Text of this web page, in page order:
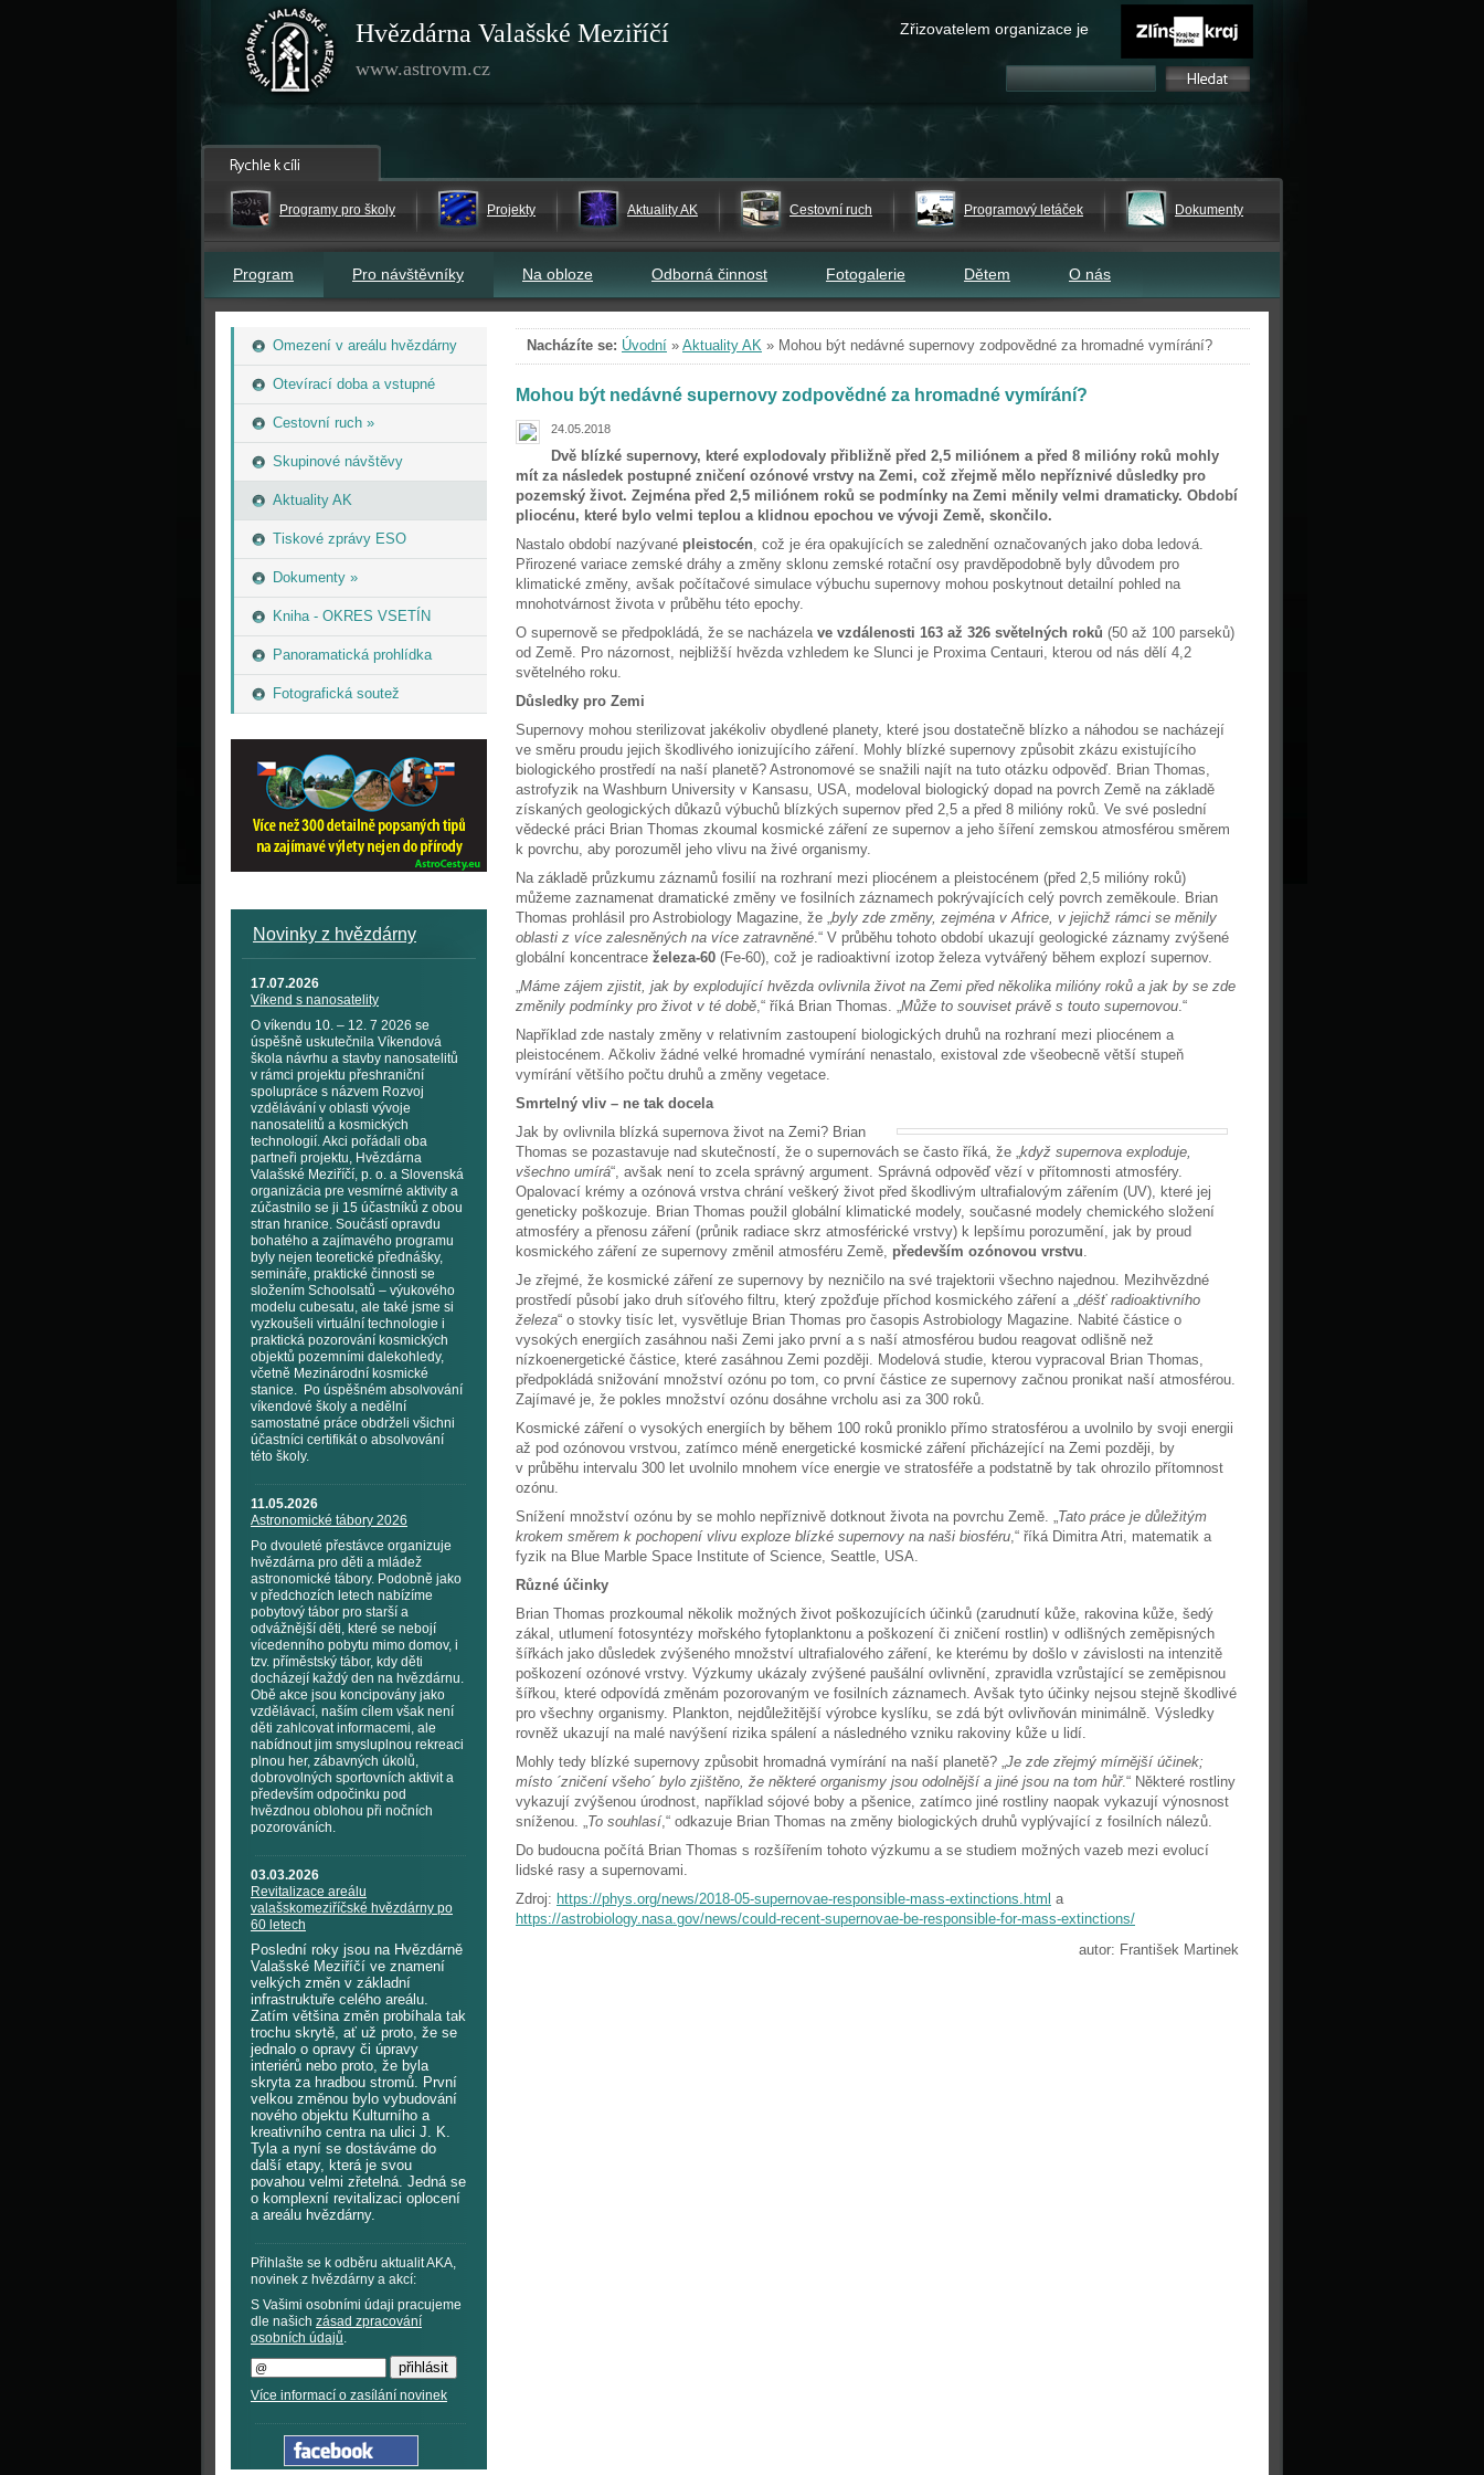
Hvězdárna Valašské Meziříčí
www.astrovm.cz
Zřizovatelem organizace je
Programy pro školy Projekty Aktuality AK Cestovní ruch Programový letáček Dokumenty
Program Pro návštěvníky Na obloze Odborná činnost Fotogalerie Dětem O nás
Omezení v areálu hvězdárny
Otevírací doba a vstupné
Cestovní ruch »
Skupinové návštěvy
Aktuality AK
Tiskové zprávy ESO
Dokumenty »
Kniha - OKRES VSETÍN
Panoramatická prohlídka
Fotografická soutež
Novinky z hvězdárny
17.07.2026
Víkend s nanosatelity
O víkendu 10. – 12. 7 2026 se
úspěšně uskutečnila Víkendová
škola návrhu a stavby nanosatelitů
v rámci projektu přeshraniční
spolupráce s názvem Rozvoj
vzdělávání v oblasti vývoje
nanosatelitů a kosmických
technologií. Akci pořádali oba
partneři projektu, Hvězdárna
Valašské Meziříčí, p. o. a Slovenská
organizácia pre vesmírné aktivity a
zúčastnilo se ji 15 účastníků z obou
stran hranice. Součástí opravdu
bohatého a zajímavého programu
byly nejen teoretické přednášky,
semináře, praktické činnosti se
složením Schoolsatů – výukového
modelu cubesatu, ale také jsme si
vyzkoušeli virtuální technologie i
praktická pozorování kosmických
objektů pozemními dalekohledy,
včetně Mezinárodní kosmické
stanice. Po úspěšném absolvování
víkendové školy a nedělní
samostatné práce obdrželi všichni
účastníci certifikát o absolvování
této školy.
11.05.2026
Astronomické tábory 2026
Po dvouleté přestávce organizuje
hvězdárna pro děti a mládež
astronomické tábory. Podobně jako
v předchozích letech nabízíme
pobytový tábor pro starší a
odvážnější děti, které se nebojí
vícedenního pobytu mimo domov, i
tzv. příměstský tábor, kdy děti
docházejí každý den na hvězdárnu.
Obě akce jsou koncipovány jako
vzdělávací, naším cílem však není
děti zahlcovat informacemi, ale
nabídnout jim smysluplnou rekreaci
plnou her, zábavných úkolů,
dobrovolných sportovních aktivit a
především odpočinku pod
hvězdnou oblohou při nočních
pozorováních.
03.03.2026
Revitalizace areálu
valašskomeziříčské hvězdárny po
60 letech
Poslední roky jsou na Hvězdárně
Valašské Meziříčí ve znamení
velkých změn v základní
infrastruktuře celého areálu.
Zatím většina změn probíhala tak
trochu skrytě, ať už proto, že se
jednalo o opravy či úpravy
interiérů nebo proto, že byla
skryta za hradbou stromů. První
velkou změnou bylo vybudování
nového objektu Kulturního a
kreativního centra na ulici J. K.
Tyla a nyní se dostáváme do
další etapy, která je svou
povahou velmi zřetelná. Jedná se
o komplexní revitalizaci oplocení
a areálu hvězdárny.
Přihlašte se k odběru aktualit AKA,
novinek z hvězdárny a akcí:
S Vašimi osobními údaji pracujeme
dle našich zásad zpracování
osobních údajů.
Více informací o zasílání novinek
Nacházíte se: Úvodní » Aktuality AK » Mohou být nedávné supernovy zodpovědné za hromadné vymírání?
Mohou být nedávné supernovy zodpovědné za hromadné vymírání?
24.05.2018
Dvě blízké supernovy, které explodovaly přibližně před 2,5 miliónem a před 8 milióny roků mohly
mít za následek postupné zničení ozónové vrstvy na Zemi, což zřejmě mělo nepříznivé důsledky pro
pozemský život. Zejména před 2,5 miliónem roků se podmínky na Zemi měnily velmi dramaticky. Období
pliocénu, které bylo velmi teplou a klidnou epochou ve vývoji Země, skončilo.
Nastalo období nazývané pleistocén, což je éra opakujících se zalednění označovaných jako doba ledová.
Přirozené variace zemské dráhy a změny sklonu zemské rotační osy pravděpodobně byly důvodem pro
klimatické změny, avšak počítačové simulace výbuchu supernovy mohou poskytnout detailní pohled na
mnohotvárnost života v průběhu této epochy.
O supernově se předpokládá, že se nacházela ve vzdálenosti 163 až 326 světelných roků (50 až 100 parseků)
od Země. Pro názornost, nejbližší hvězda vzhledem ke Slunci je Proxima Centauri, kterou od nás dělí 4,2
světelného roku.
Důsledky pro Zemi
Supernovy mohou sterilizovat jakékoliv obydlené planety, které jsou dostatečně blízko a náhodou se nacházejí
ve směru proudu jejich škodlivého ionizujícího záření. Mohly blízké supernovy způsobit zkázu existujícího
biologického prostředí na naší planetě? Astronomové se snažili najít na tuto otázku odpověď. Brian Thomas,
astrofyzik na Washburn University v Kansasu, USA, modeloval biologický dopad na povrch Země na základě
získaných geologických důkazů výbuchů blízkých supernov před 2,5 a před 8 milióny roků. Ve své poslední
vědecké práci Brian Thomas zkoumal kosmické záření ze supernov a jeho šíření zemskou atmosférou směrem
k povrchu, aby porozuměl jeho vlivu na živé organismy.
Na základě průzkumu záznamů fosilií na rozhraní mezi pliocénem a pleistocénem (před 2,5 milióny roků)
můžeme zaznamenat dramatické změny ve fosilních záznamech pokrývajících celý povrch zeměkoule. Brian
Thomas prohlásil pro Astrobiology Magazine, že „byly zde změny, zejména v Africe, v jejichž rámci se měnily
oblasti z více zalesněných na více zatravněné.“ V průběhu tohoto období ukazují geologické záznamy zvýšené
globální koncentrace železa-60 (Fe-60), což je radioaktivní izotop železa vytvářený během explozí supernov.
„Máme zájem zjistit, jak by explodující hvězda ovlivnila život na Zemi před několika milióny roků a jak by se zde
změnily podmínky pro život v té době,“ říká Brian Thomas. „Může to souviset právě s touto supernovou.“
Například zde nastaly změny v relativním zastoupení biologických druhů na rozhraní mezi pliocénem a
pleistocénem. Ačkoliv žádné velké hromadné vymírání nenastalo, existoval zde všeobecně větší stupeň
vymírání většího počtu druhů a změny vegetace.
Smrtelný vliv – ne tak docela
Jak by ovlivnila blízká supernova život na Zemi? Brian
Thomas se pozastavuje nad skutečností, že o supernovách se často říká, že „když supernova exploduje,
všechno umírá“, avšak není to zcela správný argument. Správná odpověď vězí v přítomnosti atmosféry.
Opalovací krémy a ozónová vrstva chrání veškerý život před škodlivým ultrafialovým zářením (UV), které jej
geneticky poškozuje. Brian Thomas použil globální klimatické modely, současné modely chemického složení
atmosféry a přenosu záření (průnik radiace skrz atmosférické vrstvy) k lepšímu porozumění, jak by proud
kosmického záření ze supernovy změnil atmosféru Země, především ozónovou vrstvu.
Je zřejmé, že kosmické záření ze supernovy by nezničilo na své trajektorii všechno najednou. Mezihvězdné
prostředí působí jako druh síťového filtru, který zpožďuje příchod kosmického záření a „déšť radioaktivního
železa“ o stovky tisíc let, vysvětluje Brian Thomas pro časopis Astrobiology Magazine. Nabité částice o
vysokých energiích zasáhnou naši Zemi jako první a s naší atmosférou budou reagovat odlišně než
nízkoenergetické částice, které zasáhnou Zemi později. Modelová studie, kterou vypracoval Brian Thomas,
předpokládá snižování množství ozónu po tom, co první částice ze supernovy začnou pronikat naší atmosférou.
Zajímavé je, že pokles množství ozónu dosáhne vrcholu asi za 300 roků.
Kosmické záření o vysokých energiích by během 100 roků proniklo přímo stratosférou a uvolnilo by svoji energii
až pod ozónovou vrstvou, zatímco méně energetické kosmické záření přicházející na Zemi později, by
v průběhu intervalu 300 let uvolnilo mnohem více energie ve stratosféře a podstatně by tak ohrozilo přítomnost
ozónu.
Snížení množství ozónu by se mohlo nepříznivě dotknout života na povrchu Země. „Tato práce je důležitým
krokem směrem k pochopení vlivu exploze blízké supernovy na naši biosféru,“ říká Dimitra Atri, matematik a
fyzik na Blue Marble Space Institute of Science, Seattle, USA.
Různé účinky
Brian Thomas prozkoumal několik možných život poškozujících účinků (zarudnutí kůže, rakovina kůže, šedý
zákal, utlumení fotosyntézy mořského fytoplanktonu a poškození či zničení rostlin) v odlišných zeměpisných
šířkách jako důsledek zvýšeného množství ultrafialového záření, ke kterému by došlo v závislosti na intenzitě
poškození ozónové vrstvy. Výzkumy ukázaly zvýšené paušální ovlivnění, zpravidla vzrůstající se zeměpisnou
šířkou, které odpovídá změnám pozorovaným ve fosilních záznamech. Avšak tyto účinky nejsou stejně škodlivé
pro všechny organismy. Plankton, nejdůležitější výrobce kyslíku, se zdá být ovlivňován minimálně. Výsledky
rovněž ukazují na malé navýšení rizika spálení a následného vzniku rakoviny kůže u lidí.
Mohly tedy blízké supernovy způsobit hromadná vymírání na naší planetě? „Je zde zřejmý mírnější účinek;
místo ´zničení všeho´ bylo zjištěno, že některé organismy jsou odolnější a jiné jsou na tom hůř.“ Některé rostliny
vykazují zvýšenou úrodnost, například sójové boby a pšenice, zatímco jiné rostliny naopak vykazují výnosnost
sníženou. „To souhlasí,“ odkazuje Brian Thomas na změny biologických druhů vyplývající z fosilních nálezů.
Do budoucna počítá Brian Thomas s rozšířením tohoto výzkumu a se studiem možných vazeb mezi evolucí
lidské rasy a supernovami.
Zdroj: https://phys.org/news/2018-05-supernovae-responsible-mass-extinctions.html a
https://astrobiology.nasa.gov/news/could-recent-supernovae-be-responsible-for-mass-extinctions/
autor: František Martinek